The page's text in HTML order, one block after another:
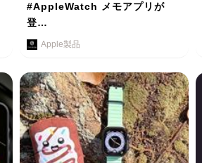
#AppleWatch メモアプリが
登…
Apple製品